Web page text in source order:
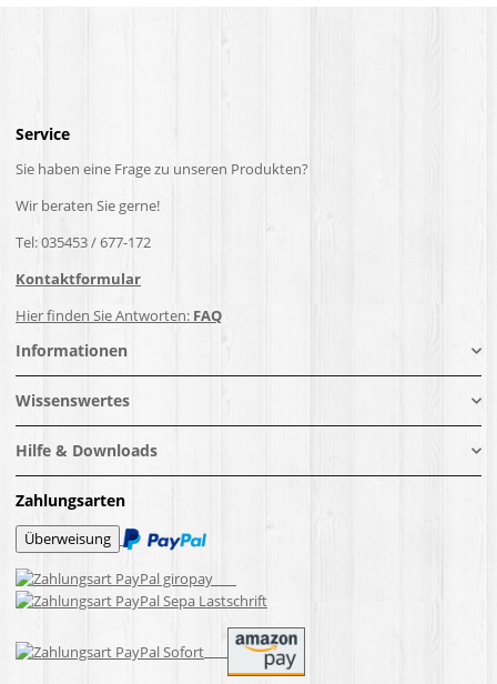
Service
Sie haben eine Frage zu unseren Produkten?
Wir beraten Sie gerne!
Tel: 035453 / 677-172
Kontaktformular
Hier finden Sie Antworten: FAQ
Informationen
Wissenswertes
Hilfe & Downloads
Zahlungsarten